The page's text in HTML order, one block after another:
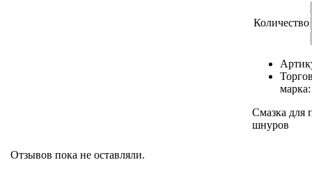
Количество
Смазка для
шнуров
Отзывов пока не оставляли.